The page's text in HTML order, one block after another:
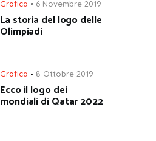
Grafica 6 Novembre 2019
La storia del logo delle
Olimpiadi
Grafica 8 Ottobre 2019
Ecco il logo dei
mondiali di Qatar 2022